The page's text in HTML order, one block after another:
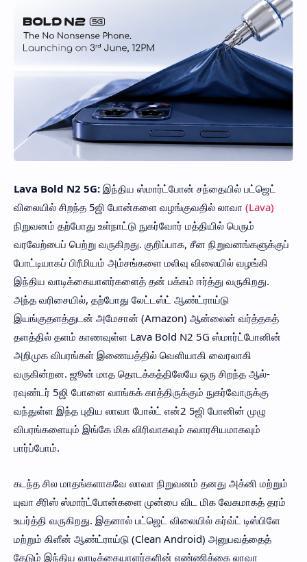
Lava Bold N2 5G: இந்திய ஸ்மார்ட்போன் சந்தையில் பட்ஜெட்
விலையில் சிறந்த 5ஜி போன்களை வழங்குவதில் லாவா (Lava)
நிறுவனம் தற்போது உள்நாட்டு நுகர்வோர் மத்தியில் பெரும்
வரவேற்பைப் பெற்று வருகிறது. குறிப்பாக, சீன நிறுவனங்களுக்குப்
போட்டியாகப் பிரீமியம் அம்சங்களை மலிவு விலையில் வழங்கி
இந்திய வாடிக்கையாளர்களைத் தன் பக்கம் ஈர்த்து வருகிறது.
அந்த வரிசையில், தற்போது லேட்டஸ்ட் ஆண்ட்ராய்டு
இயங்குதளத்துடன் அமேசான் (Amazon) ஆன்லைன் வர்த்தகத்
தளத்தில் தளம் காணவுள்ள Lava Bold N2 5G ஸ்மார்ட்போனின்
அறிமுக விபரங்கள் இணையத்தில் வெளியாகி வைரலாகி
வருகின்றன. ஜூன் மாத தொடக்கத்திலேயே ஒரு சிறந்த ஆல்-
ரவுண்டர் 5ஜி போனை வாங்கக் காத்திருக்கும் நுகர்வோருக்கு
வந்துள்ள இந்த புதிய லாவா போல்ட் என்2 5ஜி போனின் முழு
விபரங்களையும் இங்கே மிக விரிவாகவும் சுவாரசியமாகவும்
பார்ப்போம்.
கடந்த சில மாதங்களாகவே லாவா நிறுவனம் தனது அக்னி மற்றும்
யுவா சீரிஸ் ஸ்மார்ட்போன்களை முன்பை விட மிக வேகமாகத் தரம்
உயர்த்தி வருகிறது. இதனால் பட்ஜெட் விலையில் கர்வ்ட் டிஸ்பிளே
மற்றும் கிளீன் ஆண்ட்ராய்டு (Clean Android) அனுபவத்தைத்
தேடும் இந்திய வாடிக்கையாளர்களின் எண்ணிக்கை லாவா